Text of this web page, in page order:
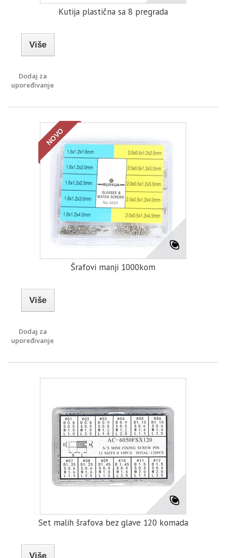
Kutija plastična sa 8 pregrada
Više
Dodaj za
upoređivanje
NOVO
Šrafovi manji 1000kom
Više
Dodaj za
upoređivanje
Set malih šrafova bez glave 120 komada
Više